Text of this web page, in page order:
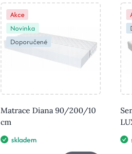
Akce
Novinka
Doporučené
Matrace Diana 90/200/10
cm
skladem